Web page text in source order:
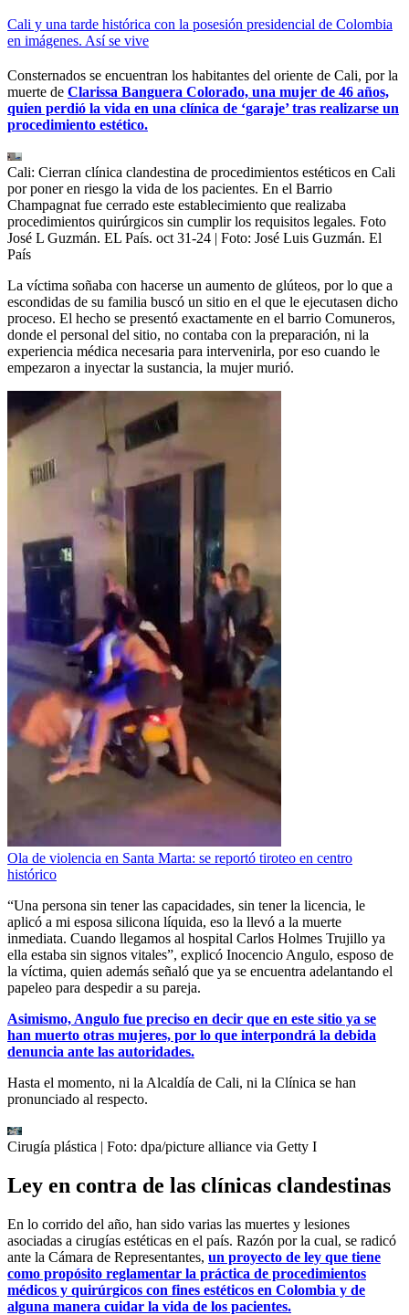
Cali y una tarde histórica con la posesión presidencial de Colombia
en imágenes. Así se vive
Consternados se encuentran los habitantes del oriente de Cali, por la
muerte de Clarissa Banguera Colorado, una mujer de 46 años,
quien perdió la vida en una clínica de ‘garaje’ tras realizarse un
procedimiento estético.
Cali: Cierran clínica clandestina de procedimientos estéticos en Cali
por poner en riesgo la vida de los pacientes. En el Barrio
Champagnat fue cerrado este establecimiento que realizaba
procedimientos quirúrgicos sin cumplir los requisitos legales. Foto
José L Guzmán. EL País. oct 31-24 | Foto: José Luis Guzmán. El
País
La víctima soñaba con hacerse un aumento de glúteos, por lo que a
escondidas de su familia buscó un sitio en el que le ejecutasen dicho
proceso. El hecho se presentó exactamente en el barrio Comuneros,
donde el personal del sitio, no contaba con la preparación, ni la
experiencia médica necesaria para intervenirla, por eso cuando le
empezaron a inyectar la sustancia, la mujer murió.
Ola de violencia en Santa Marta: se reportó tiroteo en centro
histórico
“Una persona sin tener las capacidades, sin tener la licencia, le
aplicó a mi esposa silicona líquida, eso la llevó a la muerte
inmediata. Cuando llegamos al hospital Carlos Holmes Trujillo ya
ella estaba sin signos vitales”, explicó Inocencio Angulo, esposo de
la víctima, quien además señaló que ya se encuentra adelantando el
papeleo para despedir a su pareja.
Asimismo, Angulo fue preciso en decir que en este sitio ya se
han muerto otras mujeres, por lo que interpondrá la debida
denuncia ante las autoridades.
Hasta el momento, ni la Alcaldía de Cali, ni la Clínica se han
pronunciado al respecto.
Cirugía plástica | Foto: dpa/picture alliance via Getty I
Ley en contra de las clínicas clandestinas
En lo corrido del año, han sido varias las muertes y lesiones
asociadas a cirugías estéticas en el país. Razón por la cual, se radicó
ante la Cámara de Representantes, un proyecto de ley que tiene
como propósito reglamentar la práctica de procedimientos
médicos y quirúrgicos con fines estéticos en Colombia y de
alguna manera cuidar la vida de los pacientes.